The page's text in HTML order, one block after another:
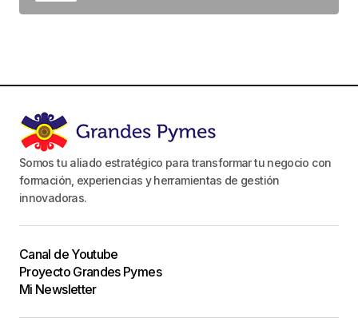
Somos tu aliado estratégico para transformar tu negocio con
formación, experiencias y herramientas de gestión
innovadoras.
Canal de Youtube
Proyecto Grandes Pymes
Mi Newsletter